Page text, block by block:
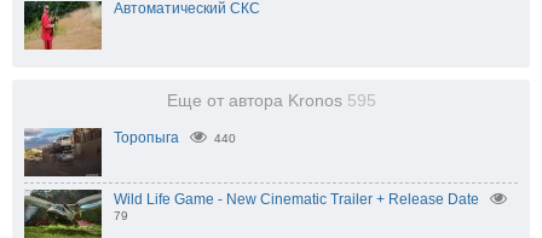
Автоматический СКС
Еще от автора Kronos 595
Торопыга 440
Wild Life Game - New Cinematic Trailer + Release Date
79